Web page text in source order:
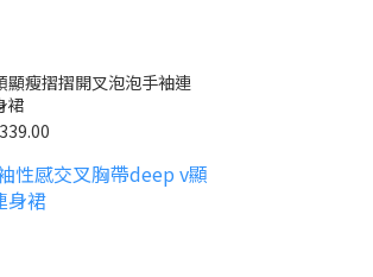
顯瘦摺摺開叉泡泡手袖連
裙